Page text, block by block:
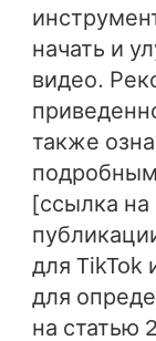
начать и
видео.
также
[ссылка на
для
для
на статью